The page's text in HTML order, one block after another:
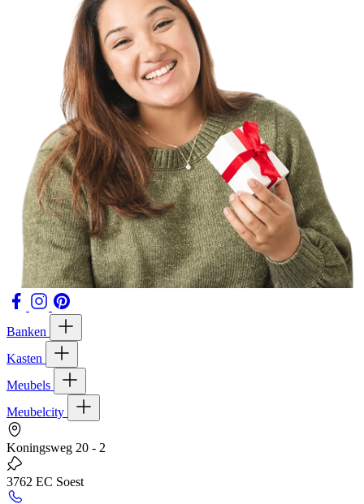
Banken
Kasten
Meubels
Meubelcity
Koningsweg 20 - 2
3762 EC Soest